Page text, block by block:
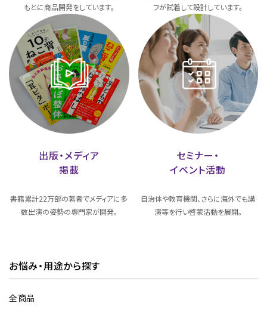
もとに商品開発をしています。
フが試着して設計しています。
出版・メディア
掲載
書籍累計22万部の著者でメディアに多
数出演の姿勢の専門家が開発。
セミナー・
イベント活動
自治体や教育機関、さらに海外でも講
演等を行い啓蒙活動を展開。
お悩み・用途から探す
全商品